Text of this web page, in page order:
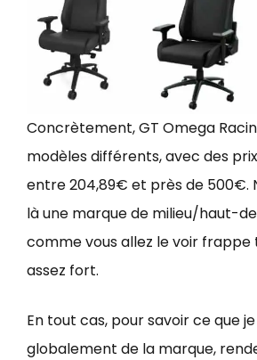
Concrètement, GT Omega
modèles différents, avec des
entre 204,89€ et près de 500€.
là une marque de milieu/haut-
comme vous allez le voir frappe
assez fort.
En tout cas, pour savoir ce que
globalement de la marque,